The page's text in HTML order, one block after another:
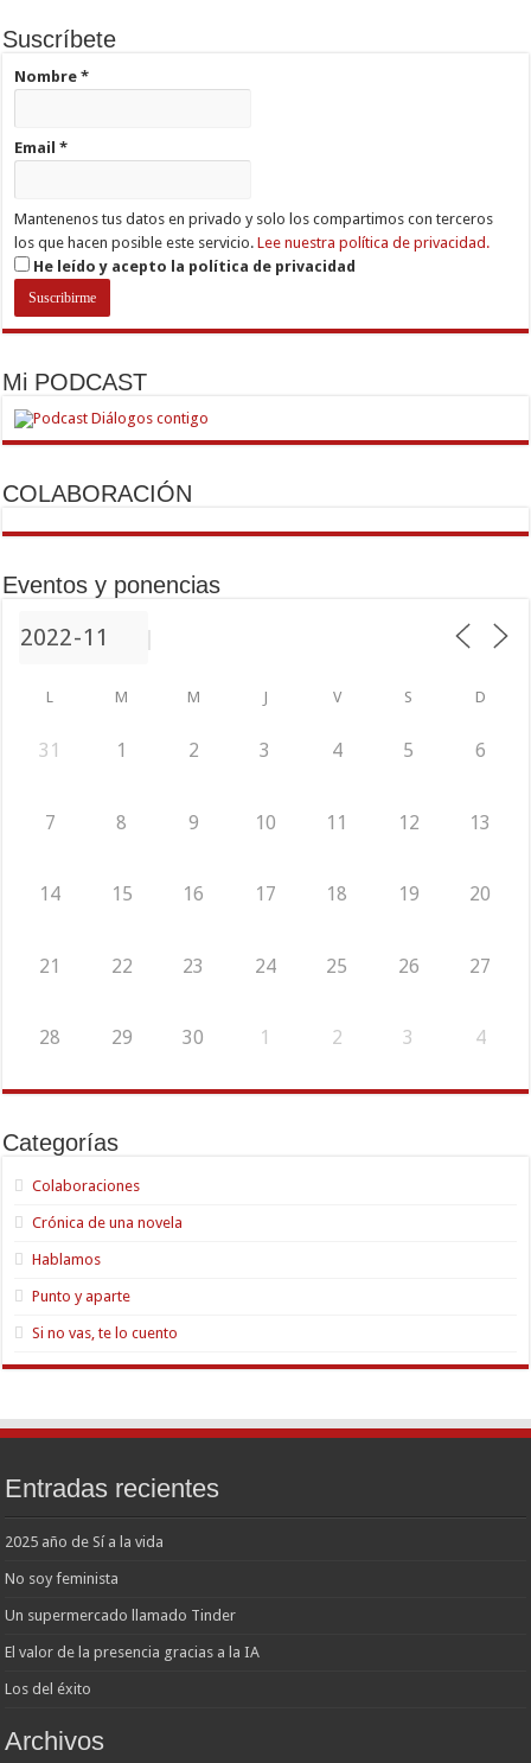
Suscríbete
Nombre*
Email*
Mantenenos tus datos en privado y solo los compartimos con terceros
los que hacen posible este servicio.Lee nuestra política de privacidad.
He leído y acepto la política de privacidad
Mi PODCAST
COLABORACIÓN
Eventos y ponencias
L M M J V S D
31 1 2 3 4 5 6
7 8 9 10 11 12 13
14 15 16 17 18 19 20
21 22 23 24 25 26 27
28 29 30 1 2 3 4
Categorías
Colaboraciones
Crónica de una novela
Hablamos
Punto y aparte
Si no vas, te lo cuento
Entradas recientes
2025 año de Sí a la vida
No soy feminista
Un supermercado llamado Tinder
El valor de la presencia gracias a la IA
Los del éxito
Archivos